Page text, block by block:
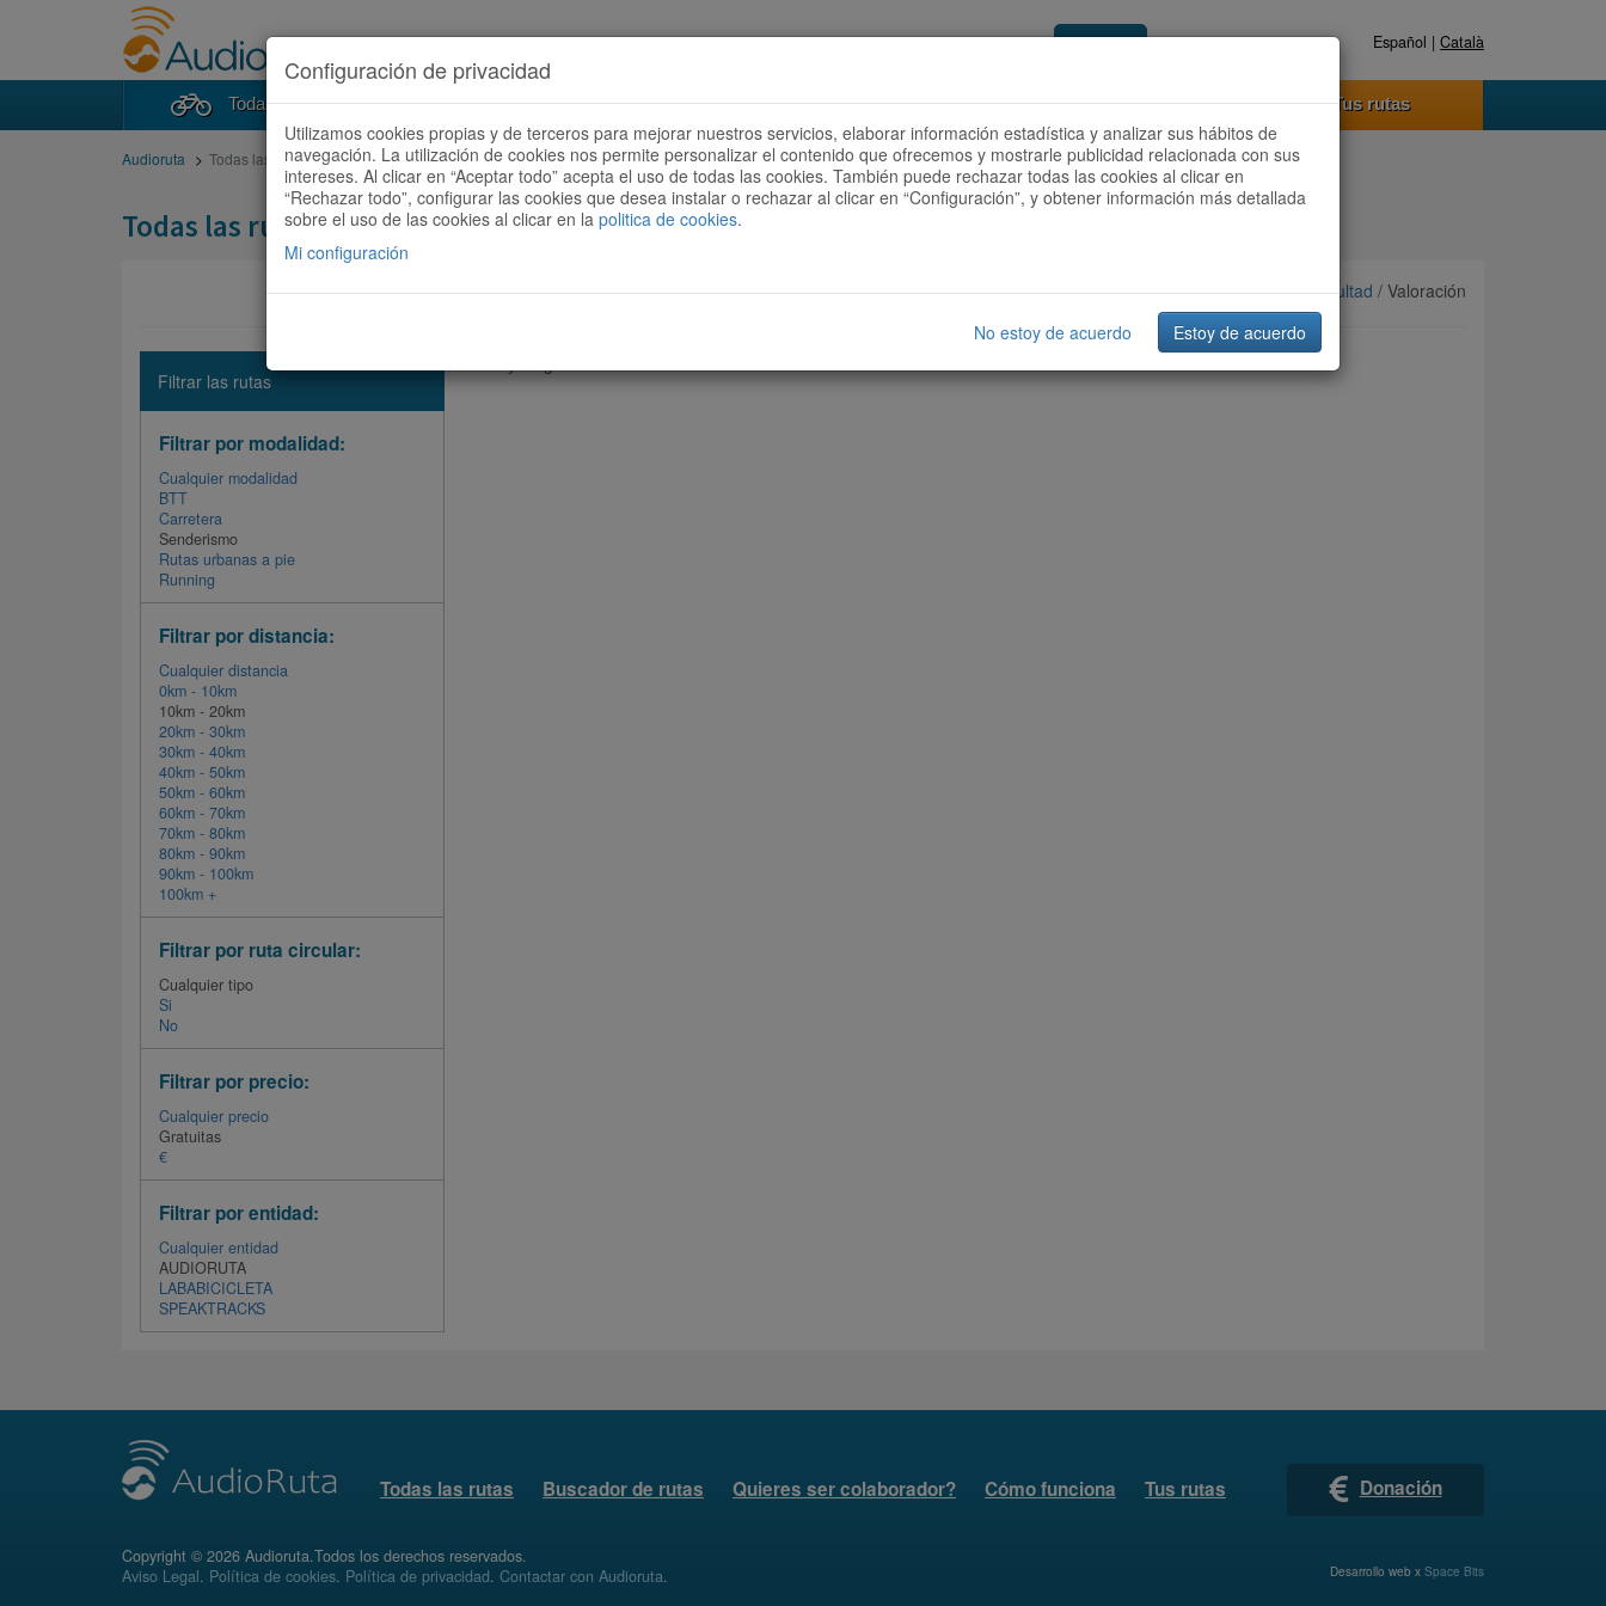
Acceder Registrate ahora Español | Català
Todas las rutas Buscador de rutas Quieres ser colaborador? Cómo funciona Tus rutas
Audioruta Todas las rutas
Todas las rutas
Ordenar por:Más recientes/Dificultad / Valoración
Filtrar las rutas
Filtrar por modalidad:
Cualquier modalidad
BTT
Carretera
Senderismo
Rutas urbanas a pie
Running
Filtrar por distancia:
Cualquier distancia
0km - 10km
10km - 20km
20km - 30km
30km - 40km
40km - 50km
50km - 60km
60km - 70km
70km - 80km
80km - 90km
90km - 100km
100km +
Filtrar por ruta circular:
Cualquier tipo
Si
No
Filtrar por precio:
Cualquier precio
Gratuitas
€
Filtrar por entidad:
Cualquier entidad
AUDIORUTA
LABABICICLETA
SPEAKTRACKS
Todas las rutas Buscador de rutas Quieres ser colaborador? Cómo funciona Tus rutas Donación
Copyright © 2026 Audioruta.Todos los derechos reservados.
Aviso Legal. Política de cookies. Política de privacidad. Contactar con Audioruta. Desarrollo web x Space Bits
Configuración de privacidad
Utilizamos cookies propias y de terceros para mejorar nuestros servicios, elaborar información estadística y analizar sus hábitos de
navegación. La utilización de cookies nos permite personalizar el contenido que ofrecemos y mostrarle publicidad relacionada con sus
intereses. Al clicar en “Aceptar todo” acepta el uso de todas las cookies. También puede rechazar todas las cookies al clicar en
“Rechazar todo”, configurar las cookies que desea instalar o rechazar al clicar en “Configuración”, y obtener información más detallada
sobre el uso de las cookies al clicar en la politica de cookies.
Mi configuración
No estoy de acuerdo Estoy de acuerdo